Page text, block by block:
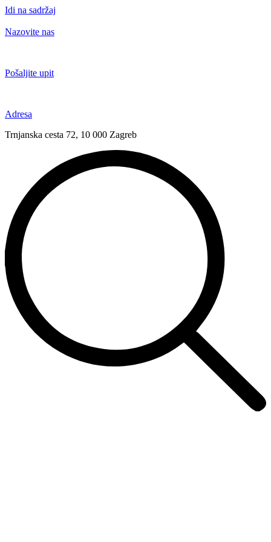
Idi na sadržaj
Nazovite nas
Pošaljite upit
Adresa
Trnjanska cesta 72, 10 000 Zagreb